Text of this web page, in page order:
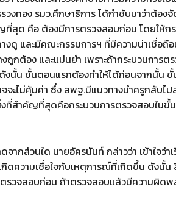
งทอง รมว.ศึกษาธิการ ได้กำชับมาว่าต้อง
สุด คือ ต้องมีการตรวจสอบก่อน โดยให้ก
งดู และมีคณะกรรมการฯ ที่มีความน่าเชื่อถื
ถูกต้อง และแม่นยำ เพราะถ้ากระบวนการ
งนั้น ขั้นตอนแรกต้องทำให้ได้ก่อนจากนั้น
าจจะไม่คุ้มค่า ซึ่ง สพฐ.มีแนวทางนำครูกลับ
ที่สำคัญที่สุดคือกระบวนการตรวจสอบในขั้
กส่วนใด นายอัครนันท์ กล่าวว่า เข้าใจว่าเ
ดความเชื่อใจกับเหตุการณ์ที่เกิดขึ้น ดังนั้
รวจสอบก่อน ถ้าตรวจสอบแล้วมีความผิดพ